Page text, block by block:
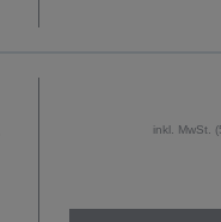
inkl. MwSt.